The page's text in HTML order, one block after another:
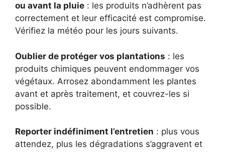
ou avant la pluie : les produits n’adhèrent pas
correctement et leur efficacité est compromise.
Vérifiez la météo pour les jours suivants.
Oublier de protéger vos plantations : les
produits chimiques peuvent endommager vos
végétaux. Arrosez abondamment les plantes
avant et après traitement, et couvrez-les si
possible.
Reporter indéfiniment l’entretien : plus vous
attendez, plus les dégradations s’aggravent et